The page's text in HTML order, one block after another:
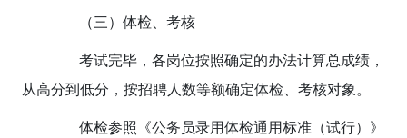
（三）体检、考核
考试完毕，各岗位按照确定的办法计算总成绩，
从高分到低分，按招聘人数等额确定体检、考核对象。
体检参照《公务员录用体检通用标准（试行）》